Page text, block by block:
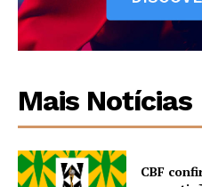
Mais Notícias
CBF